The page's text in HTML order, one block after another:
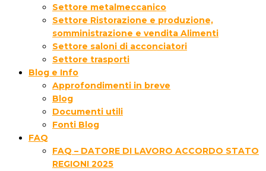
Settore metalmeccanico
Settore Ristorazione e produzione,
somministrazione e vendita Alimenti
Settore saloni di acconciatori
Settore trasporti
Blog e Info
Approfondimenti in breve
Blog
Documenti utili
Fonti Blog
FAQ
FAQ – DATORE DI LAVORO ACCORDO STATO
REGIONI 2025